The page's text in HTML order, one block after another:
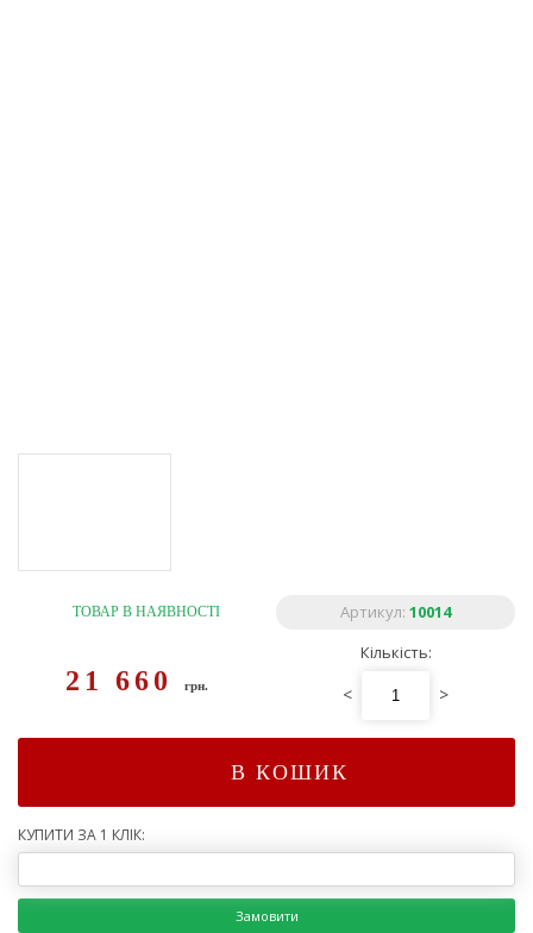
ТОВАР В НАЯВНОСТІ Артикул: 10014
21 660грн.
Кількість:
< >
В КОШИК
КУПИТИ ЗА 1 КЛІК:
Замовити